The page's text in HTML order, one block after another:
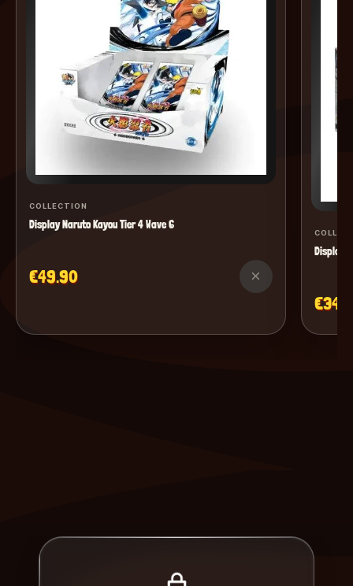
COLLECTION
Display Naruto Kayou Tier 4 Wave 6
€49.90 ×
Display